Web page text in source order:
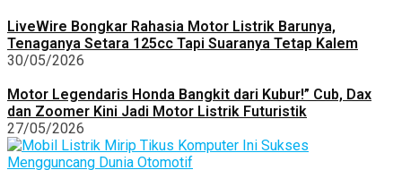
LiveWire Bongkar Rahasia Motor Listrik Barunya,
Tenaganya Setara 125cc Tapi Suaranya Tetap Kalem
30/05/2026
Motor Legendaris Honda Bangkit dari Kubur!” Cub, Dax
dan Zoomer Kini Jadi Motor Listrik Futuristik
27/05/2026